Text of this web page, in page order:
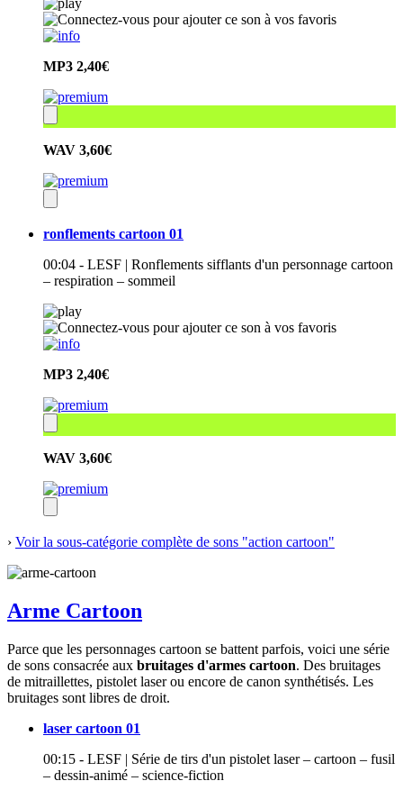
MP3 2,40€
WAV 3,60€
ronflements cartoon 01
00:04 - LESF | Ronflements sifflants d'un personnage cartoon
– respiration – sommeil
MP3 2,40€
WAV 3,60€
› Voir la sous-catégorie complète de sons "action cartoon"
Arme Cartoon
Parce que les personnages cartoon se battent parfois, voici une série
de sons consacrée aux bruitages d'armes cartoon. Des bruitages
de mitraillettes, pistolet laser ou encore de canon synthétisés. Les
bruitages sont libres de droit.
laser cartoon 01
00:15 - LESF | Série de tirs d'un pistolet laser – cartoon – fusil
– dessin-animé – science-fiction